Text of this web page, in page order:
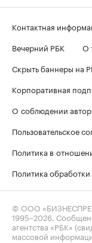
Контактная
Вечерний РБК
О
Скрыть баннеры на
Корпоративная
О соблюдении
Пользовательское
Политика в
Политика
© ООО
1995–2026 .
агентства «РБК»
массовой